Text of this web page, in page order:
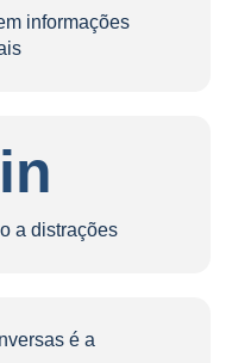
informações
a distrações
é a